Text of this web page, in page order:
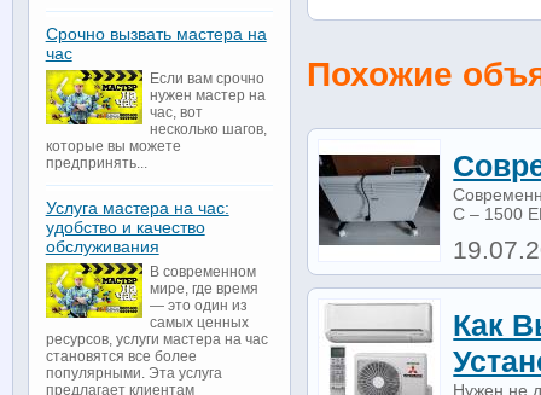
Похожие
С – 1500
Как
Нужен не
Срочно вызвать мастера на
час
Если вам срочно
нужен мастер на
час, вот
несколько шагов,
которые вы можете
предпринять...
Услуга мастера на час:
удобство и качество
обслуживания
В современном
мире, где время
— это один из
самых ценных
ресурсов, услуги мастера на час
становятся все более
популярными. Эта услуга
предлагает клиентам